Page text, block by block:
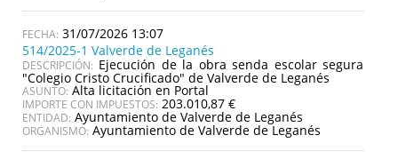
31/07/2026 13:07
514/2025-1 Valverde de Leganés
DESCRIPCIÓN: Ejecución de la obra senda escolar segura
"Colegio Cristo Crucificado" de Valverde de Leganés
ASUNTO: Alta licitación en Portal
IMPORTE CON IMPUESTOS: 203.010,87 €
ENTIDAD: Ayuntamiento de Valverde de Leganés
ORGANISMO: Ayuntamiento de Valverde de Leganés